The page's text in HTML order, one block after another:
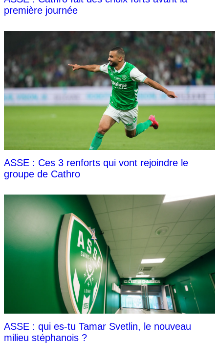
première journée
ASSE : Ces 3 renforts qui vont rejoindre le
groupe de Cathro
ASSE : qui es-tu Tamar Svetlin, le nouveau
milieu stéphanois ?